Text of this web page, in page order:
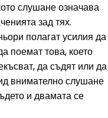
слушане означава
зад тях.
полагат усилия да
поемат това, което
да съдят или да
внимателно слушане
и двамата се